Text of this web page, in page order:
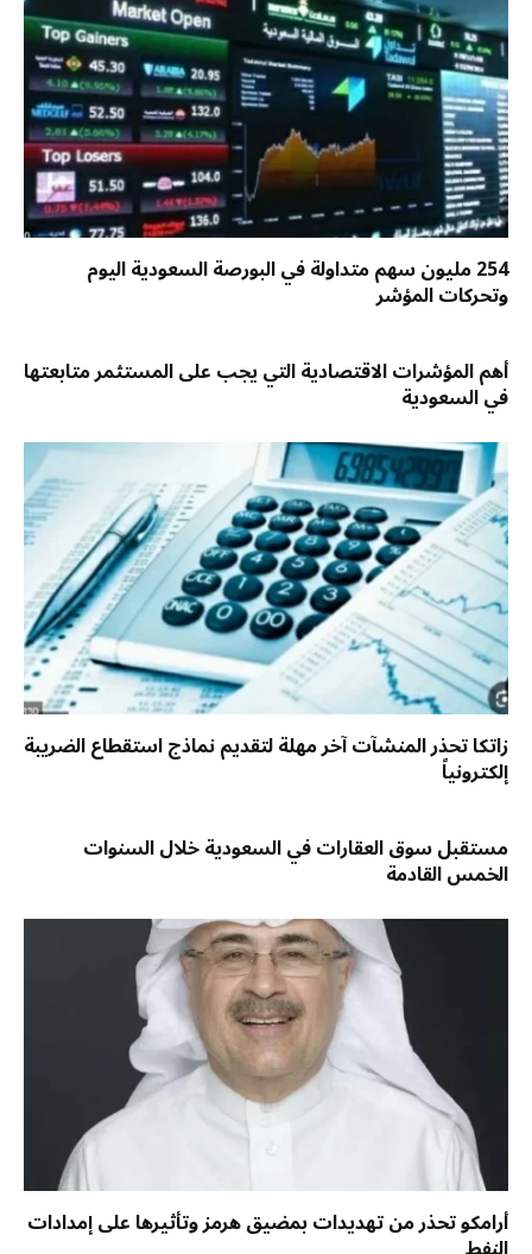
254 مليون سهم متداولة في البورصة السعودية اليوم
وتحركات المؤشر
أهم المؤشرات الاقتصادية التي يجب على المستثمر متابعتها
في السعودية
زاتكا تحذر المنشآت آخر مهلة لتقديم نماذج استقطاع الضريبة
إلكترونياً
مستقبل سوق العقارات في السعودية خلال السنوات
الخمس القادمة
أرامكو تحذر من تهديدات بمضيق هرمز وتأثيرها على إمدادات